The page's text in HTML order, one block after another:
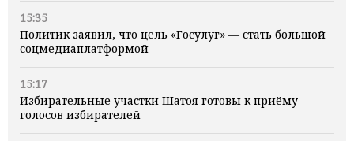
15:35
Политик заявил, что цель «Госулуг» — стать большой
соцмедиаплатформой
15:17
Избирательные участки Шатоя готовы к приёму
голосов избирателей